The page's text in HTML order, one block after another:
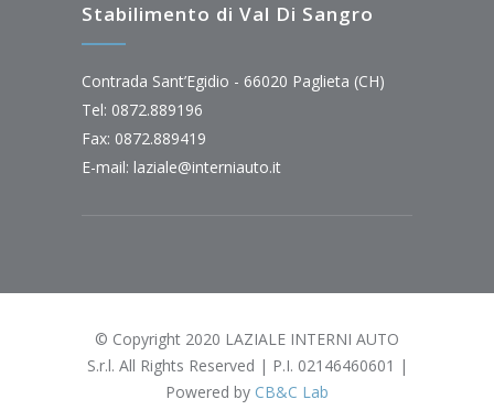
Stabilimento di Val Di Sangro
Contrada Sant’Egidio - 66020 Paglieta (CH)
Tel: 0872.889196
Fax: 0872.889419
E-mail: laziale@interniauto.it
© Copyright 2020 LAZIALE INTERNI AUTO
S.r.l. All Rights Reserved | P.I. 02146460601 |
Powered by CB&C Lab